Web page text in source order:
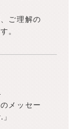
ご理解の
。
メッセー